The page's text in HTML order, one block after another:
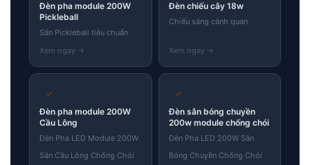
Đèn pha module 200W
Pickleball
Sân Pickleball tiêu chuẩn
Đèn chiếu cây 18w
Chiếu sáng cảnh quan
✓
Đèn pha module 200W
Cầu Lông
Đèn Pha LED Module 200W
Sân Cầu Lông Chống Chói
✓
Đèn sân bóng chuyền
200w module chống chói
Đèn Pha LED 200W Sân
Bóng Chuyền Chống Chói